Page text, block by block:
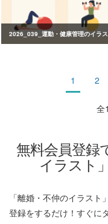
2026_039_運動・健康管理のイラス
1 2
全
無料会員登録
イラスト
「離婚・不仲のイラス
登録をするだけ！すぐに